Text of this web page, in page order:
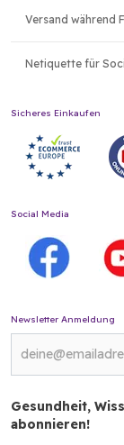
Versand während
Netiquette für
Sicheres Einkaufen
Social Media
Newsletter Anmeldung
Gesundheit,
abonnieren!